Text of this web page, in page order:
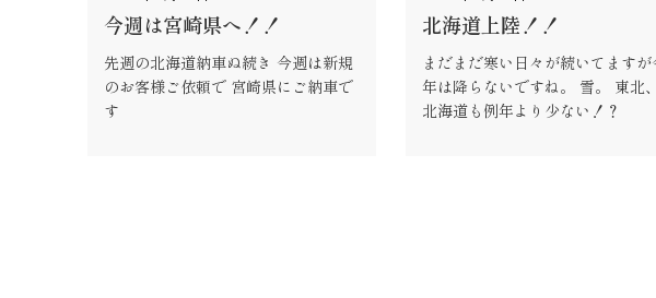
今週は宮崎県へ！！
先週の北海道納車ぬ続き 今週は新規
のお客様ご依頼で 宮崎県にご納車で
す
北海道上陸！！
まだまだ寒い日々が続いてますが
年は降らないですね。 雪。 東北
北海道も例年より少ない！？